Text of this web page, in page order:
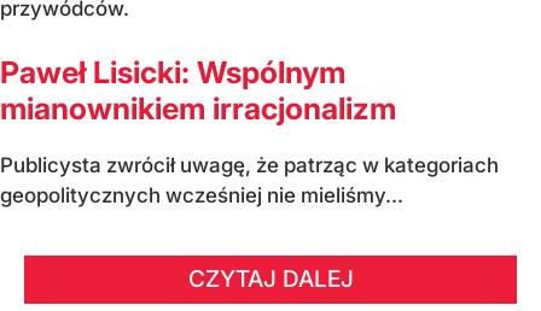
przywódców.
Paweł Lisicki: Wspólnym
mianownikiem irracjonalizm
Publicysta zwrócił uwagę, że patrząc w kategoriach
geopolitycznych wcześniej nie mieliśmy...
CZYTAJ DALEJ